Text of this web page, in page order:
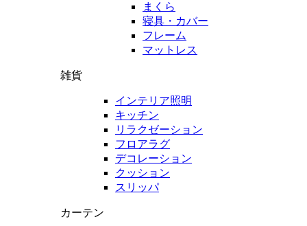
まくら
寝具・カバー
フレーム
マットレス
雑貨
インテリア照明
キッチン
リラクゼーション
フロアラグ
デコレーション
クッション
スリッパ
カーテン